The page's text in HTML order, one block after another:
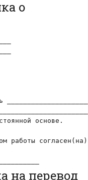
о
основе.
работы
на перевод